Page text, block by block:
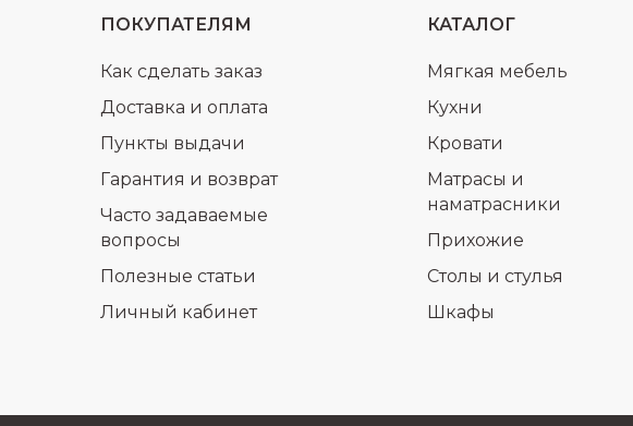
КАТАЛОГ
Кухни
Мягкая мебель
Кровати
Матрасы и
наматрасники
Прихожие
Столы и стулья
Шкафы
ПОКУПАТЕЛЯМ
Доставка и оплата
Часто задаваемые
вопросы
Гарантия и возврат
Полезные статьи
Пункты выдачи
Как сделать заказ
Личный кабинет